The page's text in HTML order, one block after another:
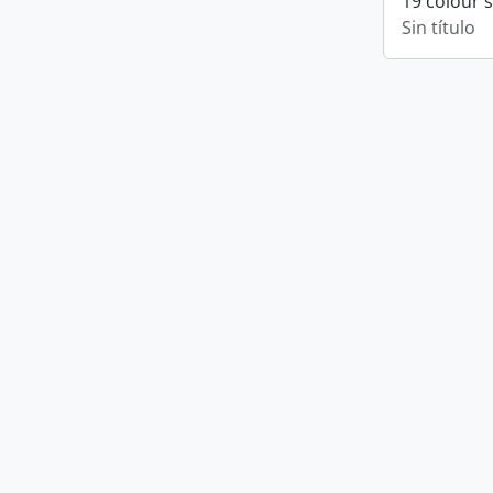
Sin título